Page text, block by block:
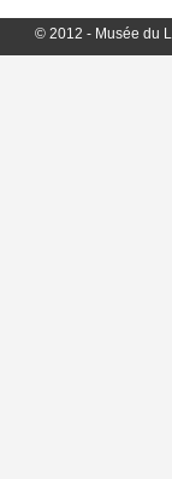
© 2012 - Musée du